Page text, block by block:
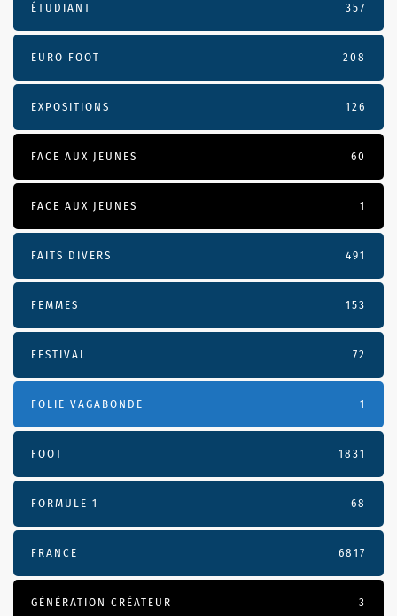
ÉTUDIANT 357
EURO FOOT 208
EXPOSITIONS 126
FACE AUX JEUNES 60
FACE AUX JEUNES 1
FAITS DIVERS 491
FEMMES 153
FESTIVAL 72
FOLIE VAGABONDE 1
FOOT 1831
FORMULE 1 68
FRANCE 6817
GÉNÉRATION CRÉATEUR 3